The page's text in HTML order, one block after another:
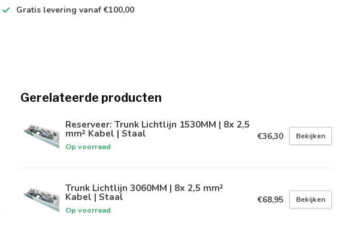
Gratis levering vanaf €100,00
Gerelateerde producten
Reserveer: Trunk Lichtlijn 1530MM | 8x 2,5
mm² Kabel | Staal
Op voorraad
€36,30 Bekijken
Trunk Lichtlijn 3060MM | 8x 2,5 mm²
Kabel | Staal
Op voorraad
€68,95 Bekijken